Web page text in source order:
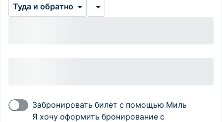
Туда и обратно
Забронировать билет с помощью Миль
Я хочу оформить бронирование с